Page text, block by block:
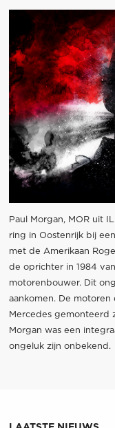
Paul Morgan, MOR uit
ring in Oostenrijk bij
met de Amerikaan
de oprichter in 1984
motorenbouwer. Dit
aankomen. De motoren
Mercedes gemonteerd
Morgan was een
ongeluk zijn onbekend.